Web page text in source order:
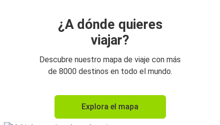
¿A dónde quieres
viajar?
Descubre nuestro mapa de viaje con más
de 8000 destinos en todo el mundo.
Explora el mapa